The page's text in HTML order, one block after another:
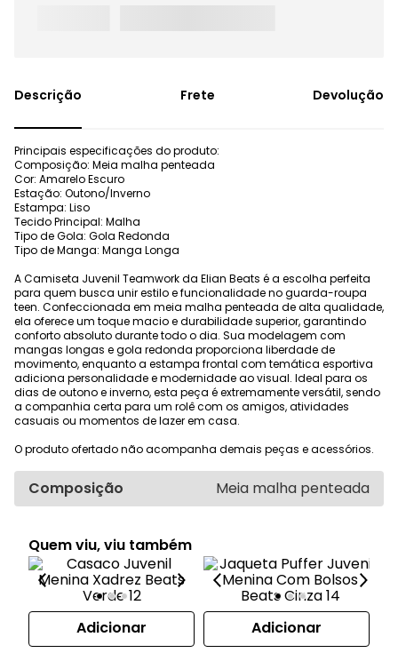
Frete Devolução
Principais especificações do produto:
Composição: Meia malha penteada
Cor: Amarelo Escuro
Estação: Outono/Inverno
Estampa: Liso
Tecido Principal: Malha
Tipo de Gola: Gola Redonda
Tipo de Manga: Manga Longa
A Camiseta Juvenil Teamwork da Elian Beats é a escolha perfeita
para quem busca unir estilo e funcionalidade no guarda-roupa
teen. Confeccionada em meia malha penteada de alta qualidade,
ela oferece um toque macio e durabilidade superior, garantindo
conforto absoluto durante todo o dia. Sua modelagem com
mangas longas e gola redonda proporciona liberdade de
movimento, enquanto a estampa frontal com temática esportiva
adiciona personalidade e modernidade ao visual. Ideal para os
dias de outono e inverno, esta peça é extremamente versátil, sendo
a companhia certa para um rolê com os amigos, atividades
casuais ou momentos de lazer em casa.
O produto ofertado não acompanha demais peças e acessórios.
Composição Meia malha penteada
Quem viu, viu também
Adicionar Adicionar